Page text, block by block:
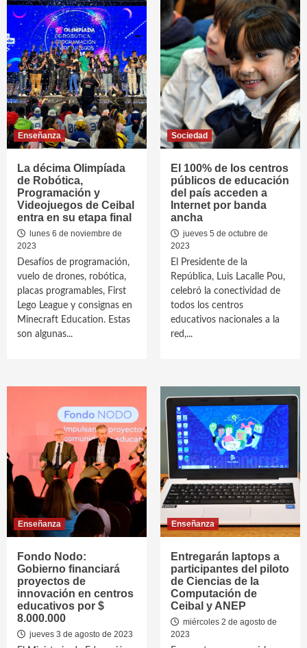
Enseñanza
La décima Olimpíada
de Robótica,
Programación y
Videojuegos de Ceibal
entra en su etapa final
lunes 6 de noviembre de
2023
Desafíos de programación,
vuelo de drones, robótica,
placas programables, First
Lego League y consignas en
Minecraft Education. Estas
son algunas...
Sociedad
El 100% de los centros
públicos de educación
del país acceden a
Internet por banda
ancha
jueves 5 de octubre de
2023
El Presidente de la
República, Luis Lacalle Pou,
celebró la conectividad de
todos los centros
educativos nacionales a la
red,...
Enseñanza
Fondo Nodo:
Gobierno financiará
proyectos de
innovación en centros
educativos por $
8.000.000
jueves 3 de agosto de 2023
Enseñanza
Entregarán laptops a
participantes del piloto
de Ciencias de la
Computación de
Ceibal y ANEP
miércoles 2 de agosto de
2023